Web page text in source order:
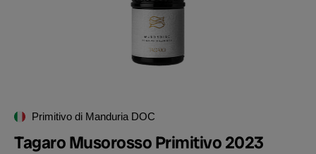
Primitivo di Manduria DOC
Tagaro Musorosso Primitivo 2023